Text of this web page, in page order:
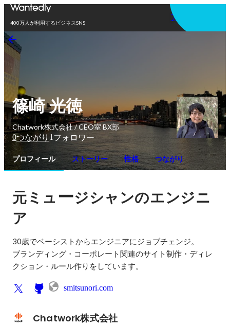
400万人が利用するビジネスSNS
アプリを使う
篠崎 光徳
Chatwork株式会社 / CEO室 BX部
0つながり 1 フォロワー
プロフィール ストーリー 性格 つながり
元ミュージシャンのエンジニ
ア
30歳でベーシストからエンジニアにジョブチェンジ。
ブランディング・コーポレート関連のサイト制作・ディレ
クション・ルール作りをしています。
smitsunori.com
Chatwork株式会社